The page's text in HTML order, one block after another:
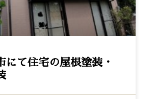
にて住宅の屋根塗装・